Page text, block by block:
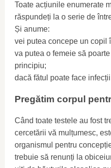
Toate acțiunile enumerate
răspundeți la o serie de
Și anume:
vei putea concepe un copil
va putea o femeie să
principiu;
dacă fătul poate face
Pregătim corpul
Când toate testele au fost
cercetării vă mulțumesc,
organismul pentru
trebuie să renunți la